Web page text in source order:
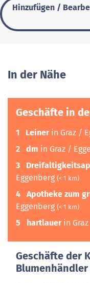
Hinzufügen /
In der Nähe
Geschäfte in
1 Leinerin Graz /
2 dm in Graz /
3
Eggenberg (< 1 km)
4 Apotheke zum
Eggenberg (< 1 km)
5 hartlauerin
Geschäfte der